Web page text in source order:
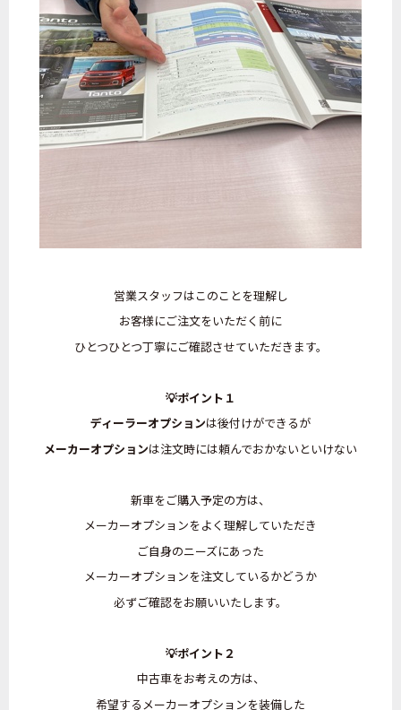
営業スタッフはこのことを理解し
お客様にご注文をいただく前に
ひとつひとつ丁寧にご確認させていただきます。
💡ポイント１
ディーラーオプションは後付けができるが
メーカーオプションは注文時には頼んでおかないといけない
新車をご購入予定の方は、
メーカーオプションをよく理解していただき
ご自身のニーズにあった
メーカーオプションを注文しているかどうか
必ずご確認をお願いいたします。
💡ポイント２
中古車をお考えの方は、
希望するメーカーオプションを装備した